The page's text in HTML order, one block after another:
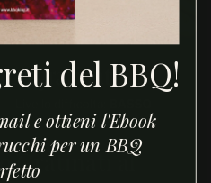
Gratinati al
del BBQ!
e ottieni l'Ebook
per un BBQ